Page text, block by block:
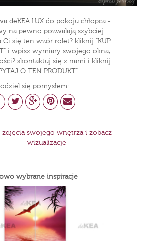
deKEA LUX do pokoju chłopca -
na pewno pozwalają szybciej
Ci się ten wzór rolet? kliknij "KUP
i wpisz wymiary swojego okna,
skontaktuj się z nami i kliknij
O TEN PRODUKT"
się pomysłem:
zdjęcia swojego wnętrza i zobacz
wizualizacje
wybrane inspiracje